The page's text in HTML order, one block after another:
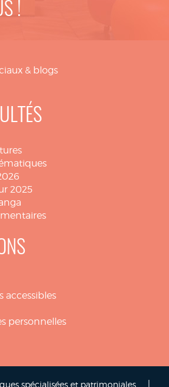
!
& blogs
2025
accessibles
personnelles
spécialisées et patrimoniales